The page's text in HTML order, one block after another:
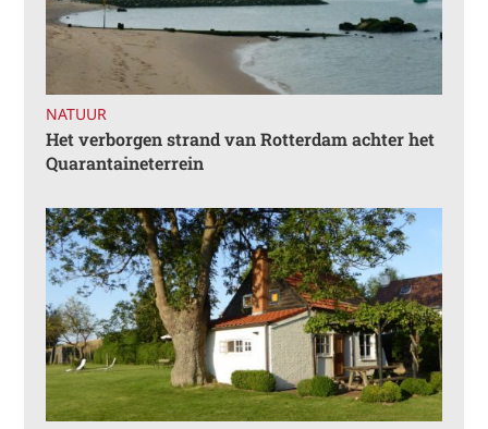
NATUUR
Het verborgen strand van Rotterdam achter het
Quarantaineterrein